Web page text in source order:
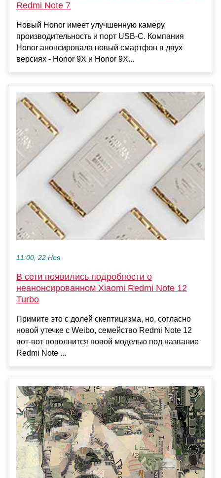
Redmi Note 7
Новый Honor имеет улучшенную камеру,
производительность и порт USB-C. Компания
Honor анонсировала новый смартфон в двух
версиях - Honor 9X и Honor 9X...
11:00, 22 Ноя
В сети появились подробности о
неанонсированном Xiaomi Redmi Note 12
Turbo
Примите это с долей скептицизма, но, согласно
новой утечке с Weibo, семейство Redmi Note 12
вот-вот пополнится новой моделью под название
Redmi Note ...